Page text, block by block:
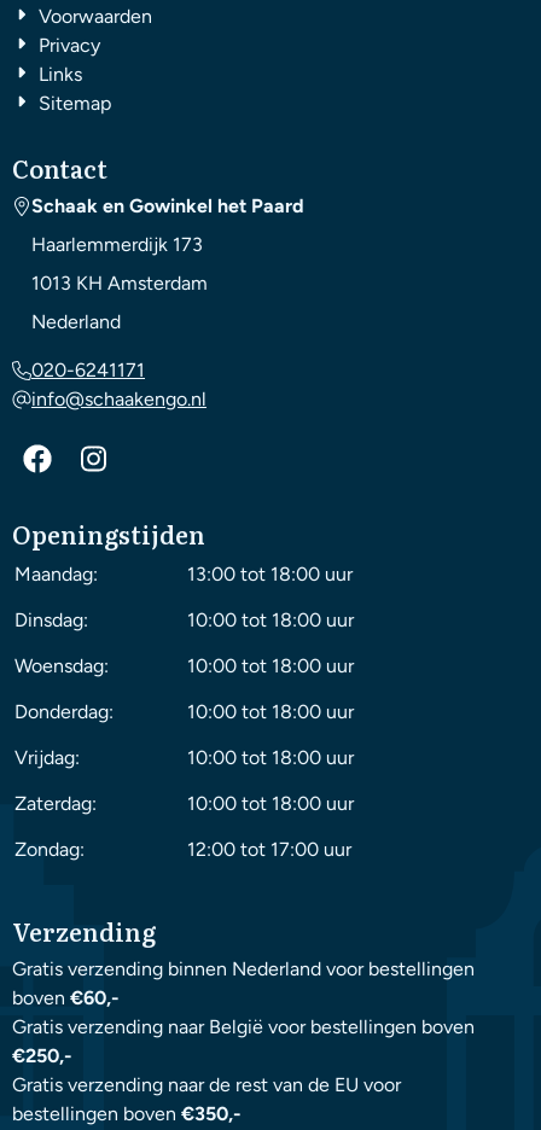
Voorwaarden
Privacy
Links
Sitemap
Contact
Schaak en Gowinkel het Paard
Haarlemmerdijk 173
1013 KH Amsterdam
Nederland
020-6241171
info@schaakengo.nl
Openingstijden
Maandag:
13:00 tot 18:00 uur
Dinsdag:
10:00 tot 18:00 uur
Woensdag:
10:00 tot 18:00 uur
Donderdag:
10:00 tot 18:00 uur
Vrijdag:
10:00 tot 18:00 uur
Zaterdag:
10:00 tot 18:00 uur
Zondag:
12:00 tot 17:00 uur
Verzending
Gratis verzending binnen Nederland voor bestellingen
boven €60,-
Gratis verzending naar België voor bestellingen boven
€250,-
Gratis verzending naar de rest van de EU voor
bestellingen boven €350,-